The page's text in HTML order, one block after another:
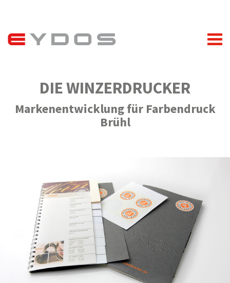
DIE WINZERDRUCKER
Markenentwicklung für Farbendruck
Brühl